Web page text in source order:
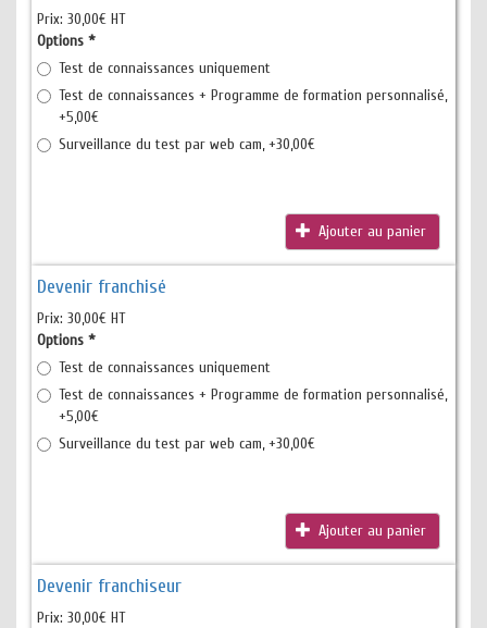
Prix: 30,00€ HT
Options *
Test de connaissances uniquement
Test de connaissances + Programme de formation personnalisé,
+5,00€
Surveillance du test par web cam, +30,00€
Ajouter au panier
Devenir franchisé
Prix: 30,00€ HT
Options *
Test de connaissances uniquement
Test de connaissances + Programme de formation personnalisé,
+5,00€
Surveillance du test par web cam, +30,00€
Ajouter au panier
Devenir franchiseur
Prix: 30,00€ HT